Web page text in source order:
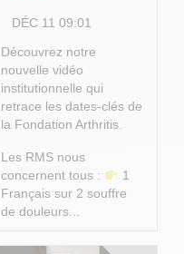
DÉC 11 09:01
Découvrez notre
nouvelle vidéo
institutionnelle qui
retrace les dates-clés de
la Fondation Arthritis.
Les RMS nous
concernent tous :
1
Français sur 2 souffre
de douleurs...